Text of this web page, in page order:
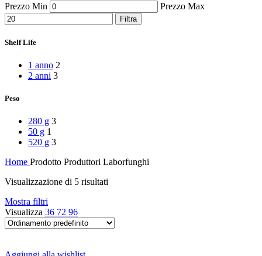
Prodotti da forno
Rafano
Semi
Sott’oli e conserve
Sughi pronti e passate
Vari
Vino e liquori
Prezzo Min Prezzo Max
Filtra
Shelf Life
1 anno 2
2 anni 3
Peso
280 g 3
50 g 1
520 g 3
Home Prodotto Produttori Laborfunghi
Visualizzazione di 5 risultati
Mostra filtri
Visualizza 36 72 96